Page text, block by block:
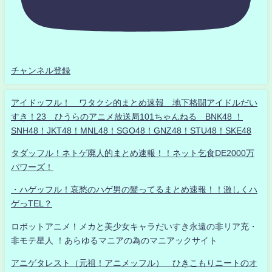
チャンネル登録
アイドッフル！ ワタクシ的まとめ速報 地下格闘アイドルだい
すき！23 ひうらのアニメ放送局101ちゃんねる BNK48 ！
SNH48！JKT48！MNL48！SGO48！GNZ48！STU48！SKE48
タダッフル！ネトゲ廃人的まとめ速報！！ネット乞食DE2000万
パワーズ！
・ハゲッフル！哀愁のハゲ男の髪ってるまとめ速報！！激しくハ
ゲっTEL？
ロボットアニメ！メカと美少女キャラだいすき永遠の非リア充・
非モテ星人 ！あらゆるマニアの為のマニアックサイト
アニゲタレスト（元祖！アニメッフル） ひきこもりニートのオ